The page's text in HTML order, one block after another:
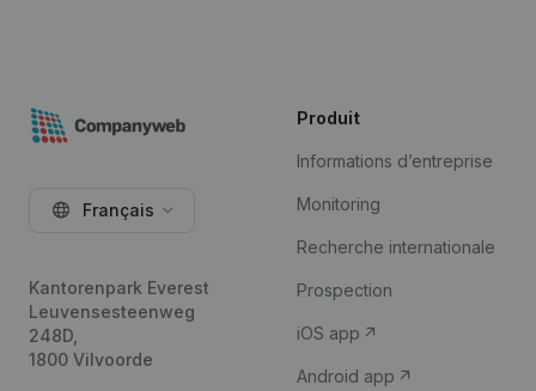
Français
Kantorenpark Everest
Leuvensesteenweg
248D,
1800 Vilvoorde
Produit
Informations d’entreprise
Monitoring
Recherche internationale
Prospection
iOS app
Android app